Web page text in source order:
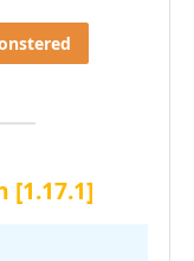
[1.17.1]